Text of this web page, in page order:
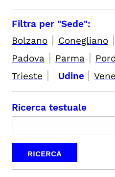
Filtra per "Sede":
Bolzano | Conegliano |
Padova | Parma |
Trieste | Udine |
Ricerca testuale